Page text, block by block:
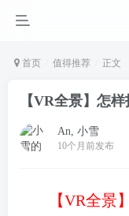
首页 值得推荐 正文
【VR全景】怎
An, 小雪
10个月前发布
【VR全景